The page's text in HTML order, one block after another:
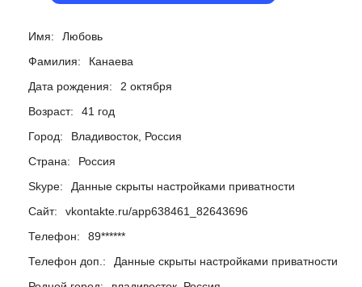
Имя:
Любовь
Фамилия:
Канаева
Дата рождения:
2 октября
Возраст:
41 год
Город:
Владивосток, Россия
Страна:
Россия
Skype:
Данные скрыты настройками приватности
Сайт:
vkontakte.ru/app638461_82643696
Телефон:
89******
Телефон доп.:
Данные скрыты настройками приватности